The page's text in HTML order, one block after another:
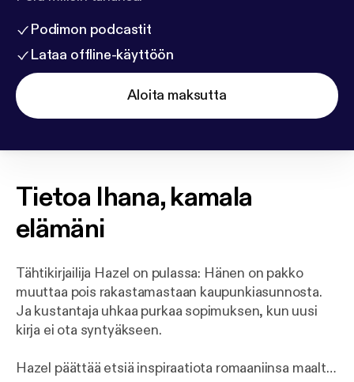
Podimon podcastit
Lataa offline-käyttöön
Aloita maksutta
Tietoa Ihana, kamala
elämäni
Tähtikirjailija Hazel on pulassa: Hänen on pakko
muuttaa pois rakastamastaan kaupunkiasunnosta.
Ja kustantaja uhkaa purkaa sopimuksen, kun uusi
kirja ei ota syntyäkseen.
Hazel päättää etsiä inspiraatiota romaaniinsa maalta.